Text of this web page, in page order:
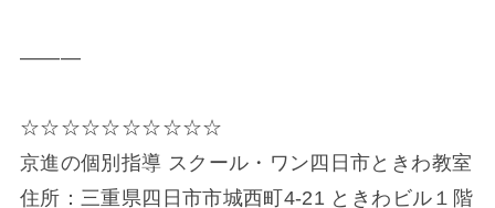
―――
☆☆☆☆☆☆☆☆☆☆
京進の個別指導 スクール・ワン四日市ときわ教室
住所：三重県四日市市城西町4-21 ときわビル１階